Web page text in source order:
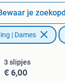
je
| Dames
3 slipjes
€ 6,00